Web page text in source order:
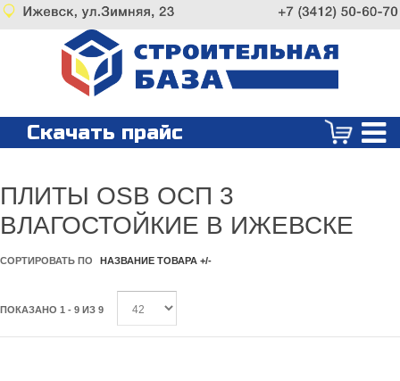
Скачать прайс
ПЛИТЫ OSB ОСП 3
ВЛАГОСТОЙКИЕ В ИЖЕВСКЕ
СОРТИРОВАТЬ ПО НАЗВАНИЕ ТОВАРА +/-
ПОКАЗАНО 1 - 9 ИЗ 9